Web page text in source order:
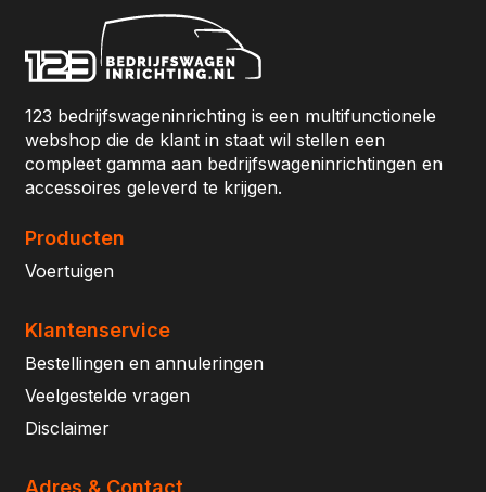
123 bedrijfswageninrichting is een multifunctionele
webshop die de klant in staat wil stellen een
compleet gamma aan bedrijfswageninrichtingen en
accessoires geleverd te krijgen.
Producten
Voertuigen
Klantenservice
Bestellingen en annuleringen
Veelgestelde vragen
Disclaimer
Adres & Contact